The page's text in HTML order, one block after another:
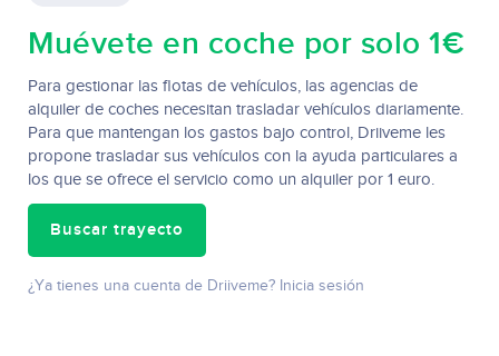
Muévete en coche por solo 1€
Para gestionar las flotas de vehículos, las agencias de
alquiler de coches necesitan trasladar vehículos diariamente.
Para que mantengan los gastos bajo control, Driiveme les
propone trasladar sus vehículos con la ayuda particulares a
los que se ofrece el servicio como un alquiler por 1 euro.
Buscar trayecto
¿Ya tienes una cuenta de Driiveme? Inicia sesión